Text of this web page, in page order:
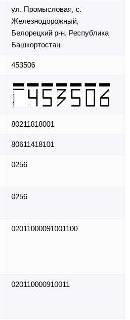
ул. Промысловая, с.
Железнодорожный,
Белорецкий р-н, Республика
Башкортостан
453506
80211818001
80611418101
0256
0256
02011000091001100
020110000910011